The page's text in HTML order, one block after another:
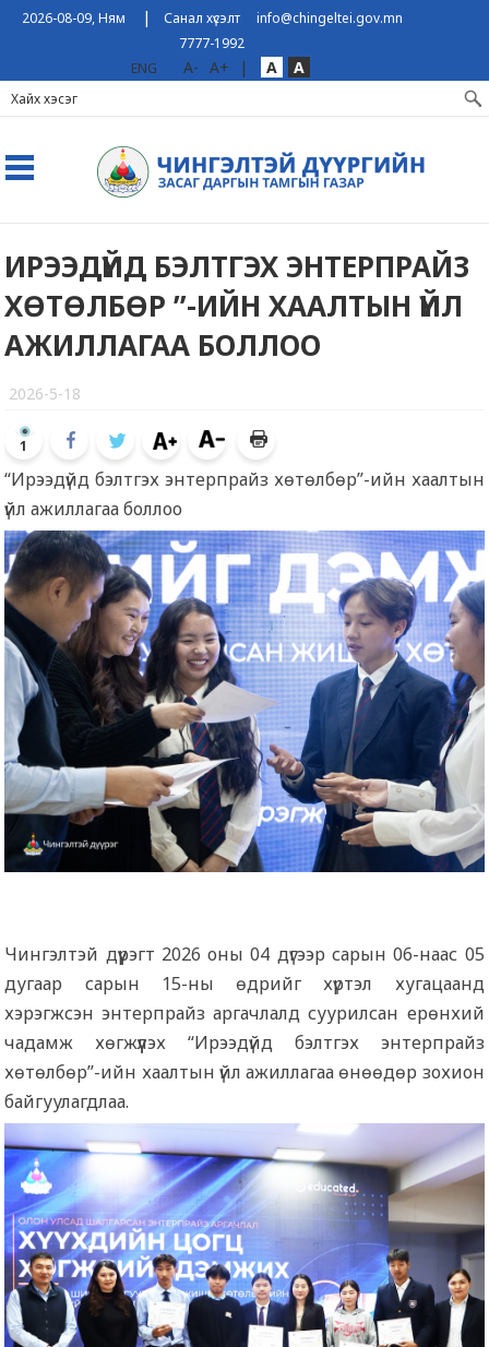
2026-08-09, Ням | Санал хүсэлт
info@chingeltei.gov.mn
7777-1992
ENG
A- A+ | A A
ИРЭЭДҮЙД БЭЛТГЭХ ЭНТЕРПРАЙЗ
ХӨТӨЛБӨР ”-ИЙН ХААЛТЫН ҮЙЛ
АЖИЛЛАГАА БОЛЛОО
2026-5-18
1
“Ирээдүйд бэлтгэх энтерпрайз хөтөлбөр”-ийн хаалтын
үйл ажиллагаа боллоо
Чингэлтэй дүүрэгт 2026 оны 04 дүгээр сарын 06-наас 05
дугаар сарын 15-ны өдрийг хүртэл хугацаанд
хэрэгжсэн энтерпрайз аргачлалд суурилсан ерөнхий
чадамж хөгжүүлэх “Ирээдүйд бэлтгэх энтерпрайз
хөтөлбөр”-ийн хаалтын үйл ажиллагаа өнөөдөр зохион
байгуулагдлаа.